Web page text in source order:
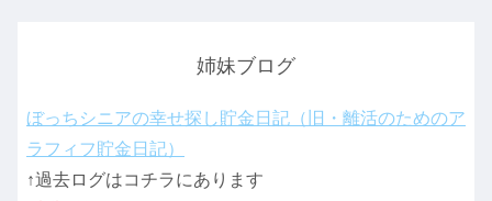
姉妹ブログ
ぼっちシニアの幸せ探し貯金日記（旧・離活のためのア
ラフィフ貯金日記）
↑過去ログはコチラにあります